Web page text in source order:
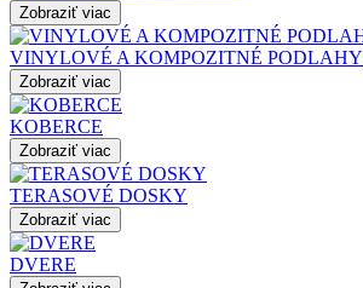
Zobraziť viac
VINYLOVÉ A KOMPOZITNÉ PODLAHY
Zobraziť viac
KOBERCE
Zobraziť viac
TERASOVÉ DOSKY
Zobraziť viac
DVERE